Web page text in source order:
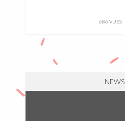
686 VUES
NEWS